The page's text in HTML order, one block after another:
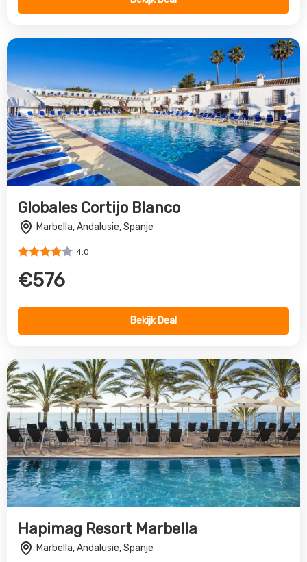
€576
Bekijk Deal
Hapimag Resort Marbella
Marbella, Andalusie, Spanje
€1868
Bekijk Deal